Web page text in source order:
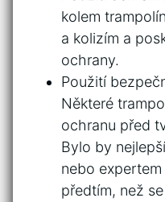
kolem
⁤a kolizím⁤ a‍
ochrany.
Použití
Některé⁤
ochranu před
Bylo by
nebo
předtím, ​než